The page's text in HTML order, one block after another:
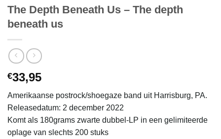
The Depth Beneath Us – The depth
beneath us
€33,95
Amerikaanse postrock/shoegaze band uit Harrisburg, PA.
Releasedatum: 2 december 2022
Komt als 180grams zwarte dubbel-LP in een gelimiteerde
oplage van slechts 200 stuks